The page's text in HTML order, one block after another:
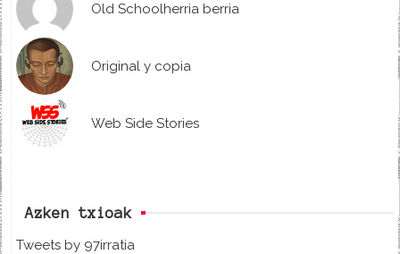
Old Schoolherria berria
Original y copia
Web Side Stories
Azken txioak
Tweets by 97irratia